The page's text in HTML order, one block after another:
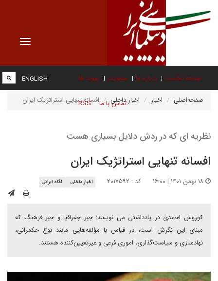
Toggle
صفحه نخست درباره ما عضویت پیوند ها
تماس با ما RSS
ENGLISH
صفحه‌اصلی اخبار اخبار داخلی افسانه تنهایی استراتژیک ایران
نظریه ای که در ردش دلایل بسیاری هست
افسانه تنهایی استراتژیک ایران
کد : ۲۰۱۷۵۹۲ اخبار داخلی نگاه ایرانی
کوروش احمدی در یادداشتی می نویسد: جبر جغرافیا و جبر فرهنگ که
مبنای این نگرش است، در قیاس با مؤلفه‌هایی مانند نوع حکمرانی،
نهادسازی و سیاست‌گذاری، اموری فرعی و غیرتعیین‌کننده هستند.